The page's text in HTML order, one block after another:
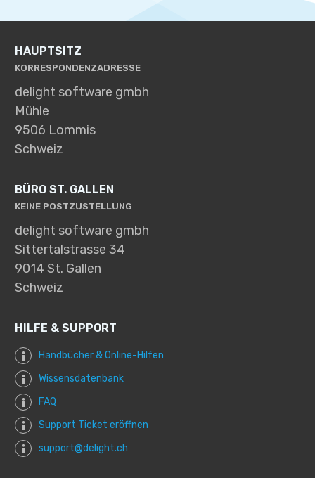
HAUPTSITZ
KORRESPONDENZADRESSE
delight software gmbh
Mühle
9506 Lommis
Schweiz
BÜRO ST. GALLEN
KEINE POSTZUSTELLUNG
delight software gmbh
Sittertalstrasse 34
9014 St. Gallen
Schweiz
HILFE & SUPPORT
Handbücher & Online-Hilfen
Wissensdatenbank
FAQ
Support Ticket eröffnen
support@delight.ch